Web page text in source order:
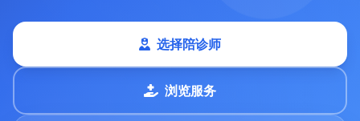
选择陪诊师
浏览服务